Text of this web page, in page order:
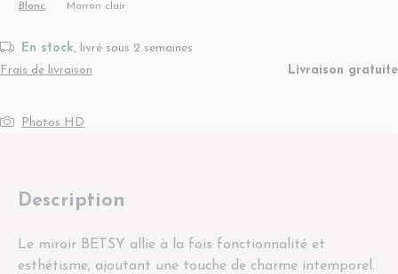
Blanc Marron clair
En stock, livré sous 2 semaines
Frais de livraison
Livraison gratuite
Photos HD
Description
Le miroir BETSY allie à la fois fonctionnalité et
esthétisme, ajoutant une touche de charme intemporel.